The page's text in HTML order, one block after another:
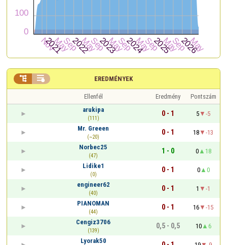
EREDMÉNYEK
 
Ellenfél Eredmény
Pontszám
arukipa
(111)
0 - 1 5
-5
Mr. Greeen
(~20)
0 - 1 18
-13
Norbec25
(47)
1 - 0 0
18
Lidike1
(0)
0 - 1 0
0
engineer62
(40)
0 - 1 1
-1
PIANOMAN
(44)
0 - 1 16
-15
Cengiz3706
(139)
0,5 - 0,5 10
6
Lyorak50